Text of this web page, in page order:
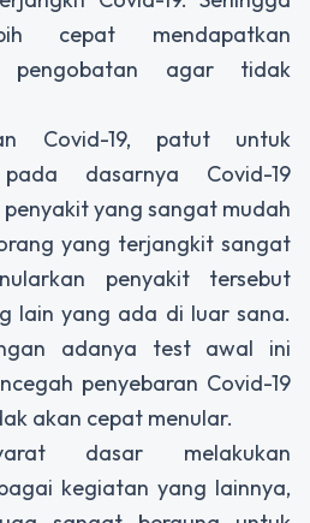
cepat mendapatkan
pengobatan agar tidak
Covid-19, patut untuk
dasarnya Covid-19
yang sangat mudah
yang terjangkit sangat
penyakit tersebut
lain yang ada di luar sana.
adanya test awal ini
penyebaran Covid-19
akan cepat menular.
dasar melakukan
kegiatan yang lainnya,